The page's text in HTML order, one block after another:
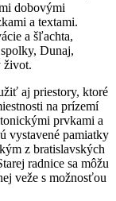
dobovými
a textami.
a šľachta,
Dunaj,
život.
aj priestory, ktoré
na prízemí
prvkami a
vystavené pamiatky
z bratislavských
radnice sa môžu
veže s možnosťou